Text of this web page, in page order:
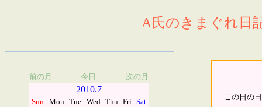
A氏のきまぐれ日
前の月 今日 次の月
2010.7
Sun Mon Tue Wed Thu Fri Sat
この日の